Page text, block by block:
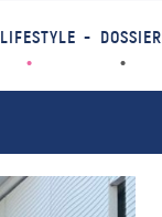
LIFESTYLE DOSSIER